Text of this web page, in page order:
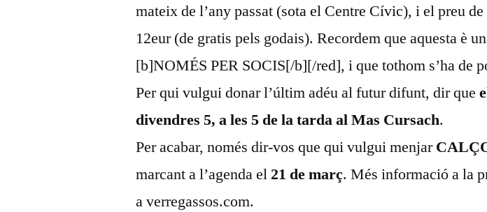
mateix de l’any passat (sota el Centre Cívic), i el preu
12eur (de gratis pels godais). Recordem que aquesta è
[b]NOMÉS PER SOCIS[/b][/red], i que tothom s’ha de
Per qui vulgui donar l’últim adéu al futur difunt, dir que
divendres 5, a les 5 de la tarda al Mas Cursach.
Per acabar, només dir-vos que qui vulgui menjar
marcant a l’agenda el 21 de març. Més informació a la
a verregassos.com.